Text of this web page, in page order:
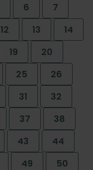
6
7
12 13
14
19
20
25
26
31
32
37
38
43
44
49
50